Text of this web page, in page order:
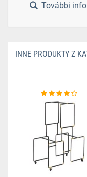
További
INNE PRODUKTY Z